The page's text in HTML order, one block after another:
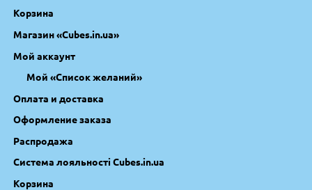
Корзина
Магазин «Cubes.in.ua»
Мой аккаунт
Мой «Список желаний»
Оплата и доставка
Оформление заказа
Распродажа
Система лояльності Cubes.in.ua
Корзина